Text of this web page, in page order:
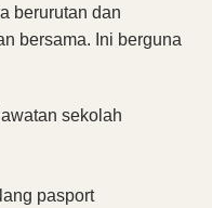
berurutan dan
bersama. Ini berguna
sekolah
pasport